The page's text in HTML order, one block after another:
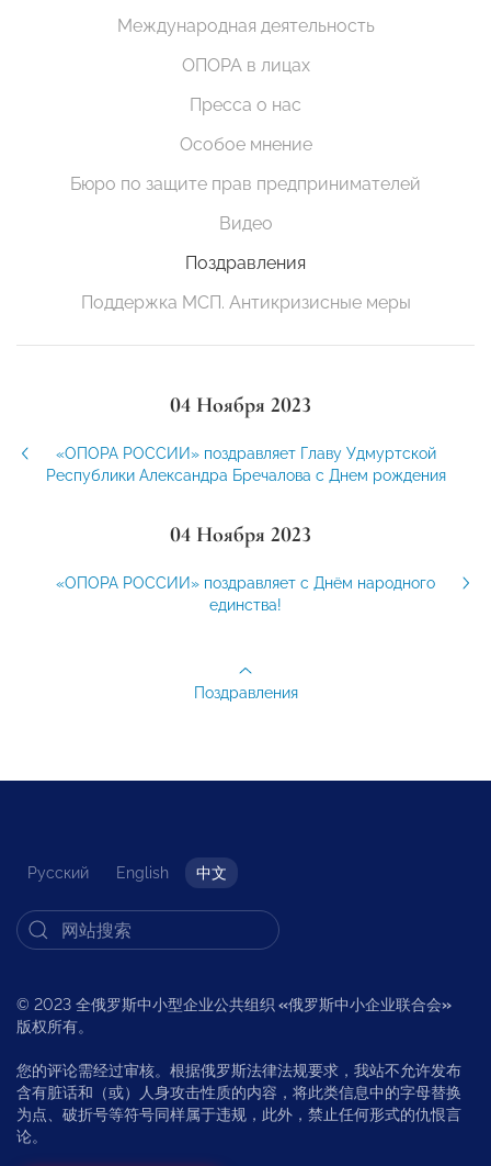
Международная деятельность
ОПОРА в лицах
Пресса о нас
Особое мнение
Бюро по защите прав предпринимателей
Видео
Поздравления
Поддержка МСП. Антикризисные меры
04 Ноября 2023
«ОПОРА РОССИИ» поздравляет Главу Удмуртской
Республики Александра Бречалова с Днем рождения
04 Ноября 2023
«ОПОРА РОССИИ» поздравляет с Днём народного
единства!
Поздравления
Русский English 中文
© 2023 全俄罗斯中小型企业公共组织 «俄罗斯中小企业联合会»
版权所有。
您的评论需经过审核。根据俄罗斯法律法规要求，我站不允许发布
含有脏话和（或）人身攻击性质的内容，将此类信息中的字母替换
为点、破折号等符号同样属于违规，此外，禁止任何形式的仇恨言
论。